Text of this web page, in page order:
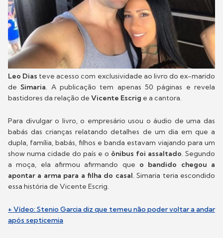
Leo Dias teve acesso com exclusividade ao livro do ex-marido
deSimaria. A publicação tem apenas 50 páginas e revela
bastidores da relação de Vicente Escrig e a cantora.
Para divulgar o livro, o empresário usou o áudio de uma das
babás das crianças relatando detalhes de um dia em que a
dupla, família, babás, filhos e banda estavam viajando para um
show numa cidade do país e o ônibus foi assaltado. Segundo
a moça, ela afirmou afirmando que o bandido chegou a
apontar a arma para a filha do casal. Simaria teria escondido
essa história de Vicente Escrig.
+ Vídeo: Stenio Garcia diz que temeu não poder voltar a andar
após septicemia